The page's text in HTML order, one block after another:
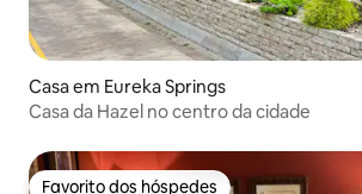
Casa em Eureka Springs
Casa da Hazel no centro da cidade
Favorito dos hóspedes